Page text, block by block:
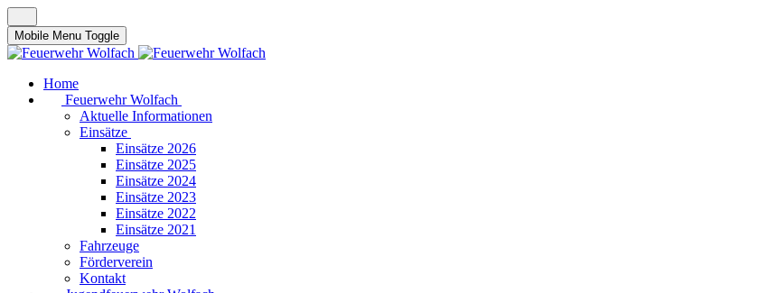
Mobile Menu Toggle
Home
Feuerwehr Wolfach
Aktuelle Informationen
Einsätze
Einsätze 2026
Einsätze 2025
Einsätze 2024
Einsätze 2023
Einsätze 2022
Einsätze 2021
Fahrzeuge
Förderverein
Kontakt